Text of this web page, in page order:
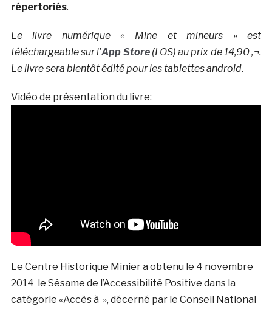
répertoriés.
Le livre numérique « Mine et mineurs » est
téléchargeable sur l’App Store(I OS) au prix de 14,90 ‚¬.
Le livre sera bientôt édité pour les tablettes android.
Vidéo de présentation du livre:
Le Centre Historique Minier a obtenu le 4 novembre
2014 le Sésame de l’Accessibilité Positive dans la
catégorie «Accès à », décerné par le Conseil National